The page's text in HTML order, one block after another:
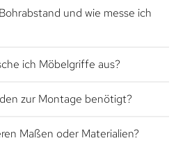
und wie messe ich
ich Möbelgriffe aus?
zur Montage benötigt?
Maßen oder Materialien?